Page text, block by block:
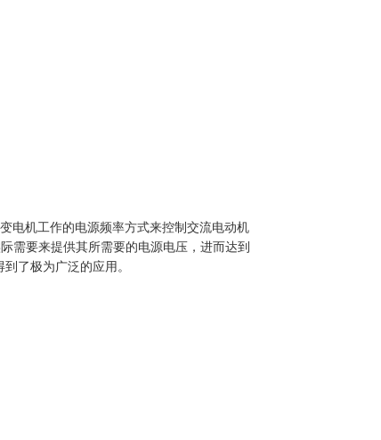
电机工作的电源频率方式来控制交流电动机
需要来提供其所需要的电源电压，进而达到
了极为广泛的应用。